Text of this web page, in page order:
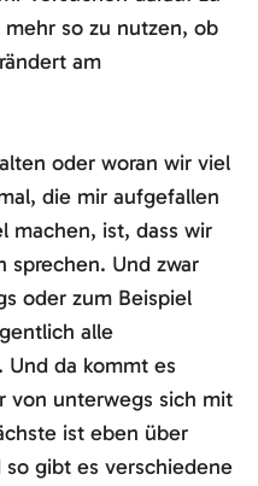
so zu nutzen, ob
am
oder woran wir viel
die mir aufgefallen
machen, ist, dass wir
sprechen. Und zwar
oder zum Beispiel
alle
da kommt es
von unterwegs sich mit
ist eben über
gibt es verschiedene